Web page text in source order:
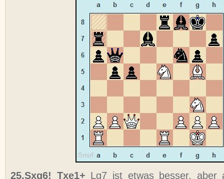
25.Sxg6! Txe1+ Lg7 ist etwas besser, aber